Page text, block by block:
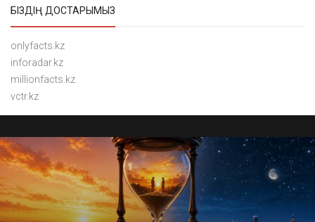
БІЗДІҢ ДОСТАРЫМЫЗ
onlyfacts.kz
inforadar.kz
millionfacts.kz
vctr.kz